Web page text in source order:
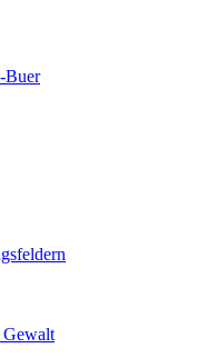
Buer
Gewalt